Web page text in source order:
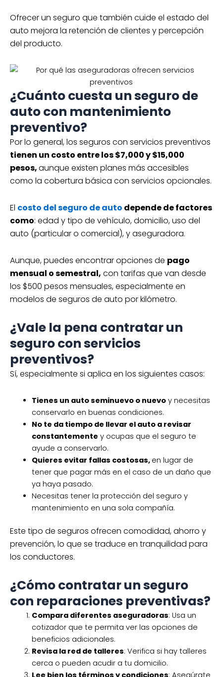
Ofrecer un seguro que también cuide el estado del
auto mejora la retención de clientes y percepción
del producto.
¿Cuánto cuesta un seguro de
auto con mantenimiento
preventivo?
Por lo general, los seguros con servicios preventivos
tienen un costo entre los $7,000 y $15,000
pesos,aunque existen planes más accesibles
como la cobertura básica con servicios opcionales.
El costo del seguro de auto depende de factores
como: edad y tipo de vehículo, domicilio, uso del
auto (particular o comercial), y aseguradora.
Aunque, puedes encontrar opciones de pago
mensual o semestral, con tarifas que van desde
los $500 pesos mensuales, especialmente en
modelos de seguros de auto por kilómetro.
¿Vale la pena contratar un
seguro con servicios
preventivos?
Sí, especialmente si aplica en los siguientes casos:
Tienes un auto seminuevo o nuevoy necesitas
conservarlo en buenas condiciones.
No te da tiempo de llevar el auto a revisar
constantemente y ocupas que el seguro te
ayude a conservarlo.
Quieres evitar fallas costosas, en lugar de
tener que pagar más en el caso de un daño que
ya haya pasado.
Necesitas tener la protección del seguro y
mantenimiento en una sola compañía.
Este tipo de seguros ofrecen comodidad, ahorro y
prevención, lo que se traduce en tranquilidad para
los conductores.
¿Cómo contratar un seguro
con reparaciones preventivas?
Compara diferentes aseguradoras: Usa un
cotizador que te permita ver las opciones de
beneficios adicionales.
Revisa la red de talleres: Verifica si hay talleres
cerca o pueden acudir a tu domicilio.
Lee bien los términos y condiciones: Asegúrate